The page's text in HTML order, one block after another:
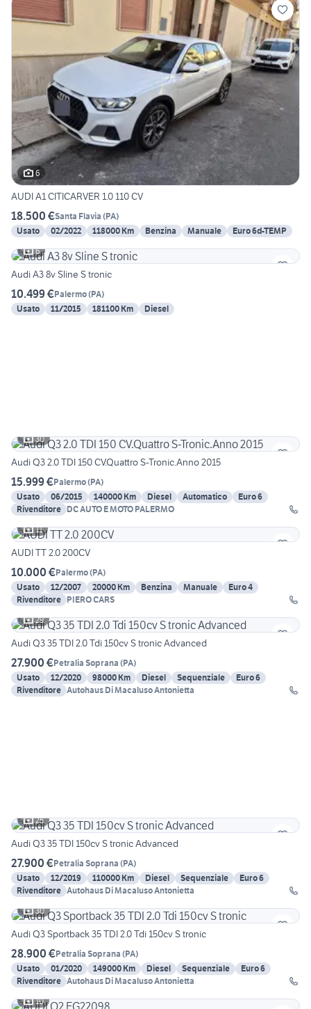
6
AUDI A1 CITICARVER 1.0 110 CV
18.500 €Santa Flavia (PA)
Usato
02/2022 118000 Km Benzina Manuale
Euro 6d-TEMP
6
Audi A3 8v Sline S tronic
10.499 €Palermo(PA)
Usato
11/2015 181100 Km Diesel
30
Audi Q3 2.0 TDI 150 CV.Quattro S-Tronic.Anno 2015
15.999 €Palermo(PA)
Usato
06/2015 140000 Km Diesel Automatico
Euro 6
Rivenditore DC AUTO E MOTO PALERMO
11
AUDI TT 2.0 200CV
10.000 €Palermo(PA)
Usato
12/2007 20000 Km Benzina Manuale
Euro 4
Rivenditore PIERO CARS
29
Audi Q3 35 TDI 2.0 Tdi 150cv S tronic Advanced
27.900 €Petralia Soprana (PA)
Usato
12/2020 98000 Km Diesel Sequenziale
Euro 6
Rivenditore Autohaus Di Macaluso Antonietta
25
Audi Q3 35 TDI 150cv S tronic Advanced
27.900 €Petralia Soprana (PA)
Usato
12/2019 110000 Km Diesel Sequenziale
Euro 6
Rivenditore Autohaus Di Macaluso Antonietta
30
Audi Q3 Sportback 35 TDI 2.0 Tdi 150cv S tronic
28.900 €Petralia Soprana (PA)
Usato
01/2020 149000 Km Diesel Sequenziale
Euro 6
Rivenditore Autohaus Di Macaluso Antonietta
10